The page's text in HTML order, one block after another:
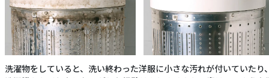
洗濯物をしていると、洗い終わった洋服に小さな汚れが付いていたり